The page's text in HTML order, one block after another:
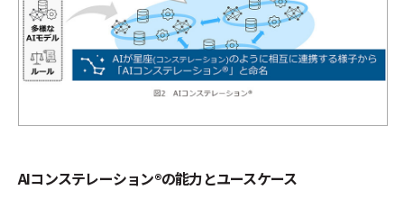
AIコンステレーション®の能力とユースケース